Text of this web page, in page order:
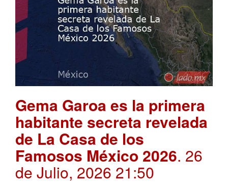
Gema Garoa es la primera
habitante secreta revelada
de La Casa de los
Famosos México 2026. 26
de Julio, 2026 21:50